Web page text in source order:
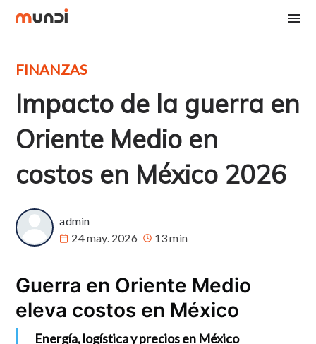
FINANZAS
Impacto de la guerra en
Oriente Medio en
costos en México 2026
admin
24 may. 2026
13 min
Guerra en Oriente Medio
eleva costos en México
Energía, logística y precios en México